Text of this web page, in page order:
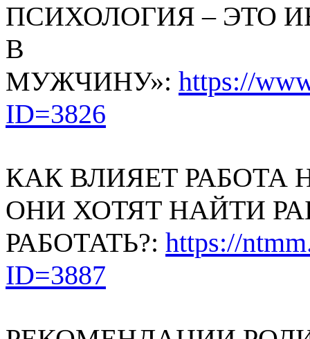
ПСИХОЛОГИЯ – ЭТО
В
МУЖЧИНУ»: https://
ID=3826
КАК ВЛИЯЕТ РАБОТА
ОНИ ХОТЯТ НАЙТИ
РАБОТАТЬ?: https://
ID=3887